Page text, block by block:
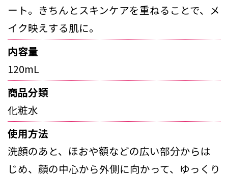
ート。きちんとスキンケアを重ねることで、メ
イク映えする肌に。
内容量
120mL
商品分類
化粧水
使用方法
洗顔のあと、ほおや額などの広い部分からは
じめ、顔の中心から外側に向かって、ゆっくり